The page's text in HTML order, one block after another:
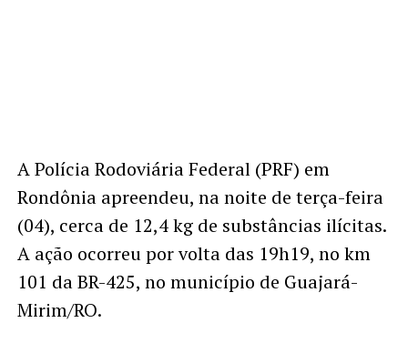
A Polícia Rodoviária Federal (PRF) em
Rondônia apreendeu, na noite de terça-feira
(04), cerca de 12,4 kg de substâncias ilícitas.
A ação ocorreu por volta das 19h19, no km
101 da BR-425, no município de Guajará-
Mirim/RO.